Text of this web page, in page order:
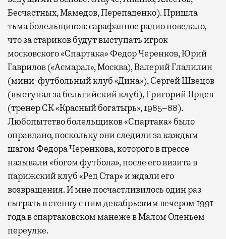
Бесчастных, Мамедов, Перепаденко). Пришла
тьма болельщиков: сарафанное радио поведало,
что за стариков будут выступать игрок
московского «Спартака» Федор Черенков, Юрий
Гаврилов («Асмарал», Москва), Валерий Гладилин
(мини-футбольный клуб «Дина»), Сергей Швецов
(выступал за бельгийский клуб), Григорий Ярцев
(тренер СК «Красный богатырь», 1985–88).
Любопытство болельщиков «Спартака» было
оправдано, поскольку они следили за каждым
шагом Федора Черенкова, которого в прессе
называли «богом футбола», после его визита в
парижский клуб «Ред Стар» и ждали его
возвращения. И мне посчастливилось один раз
сыграть в стенку с ним декабрьским вечером 1991
года в спартаковском манеже в Малом Оленьем
переулке.